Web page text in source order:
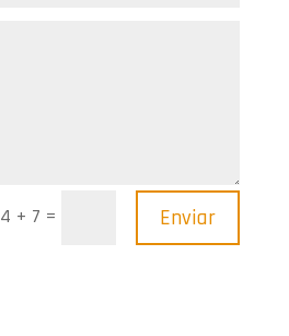
4 + 7 = Enviar